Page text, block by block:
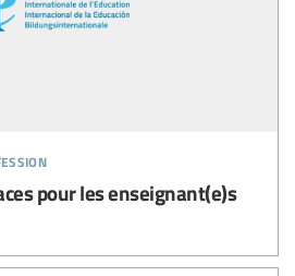
pour les enseignant(e)s